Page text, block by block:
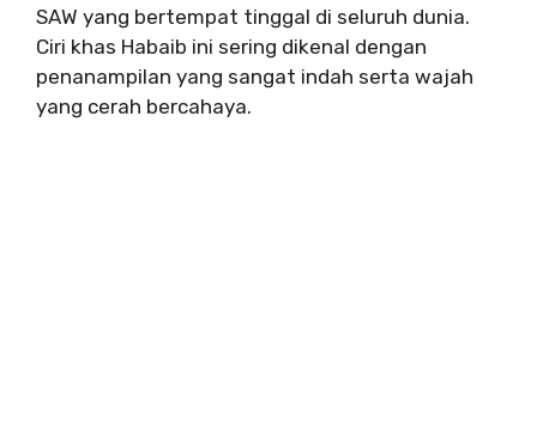
SAW yang bertempat tinggal di seluruh dunia.
Ciri khas Habaib ini sering dikenal dengan
penanampilan yang sangat indah serta wajah
yang cerah bercahaya.